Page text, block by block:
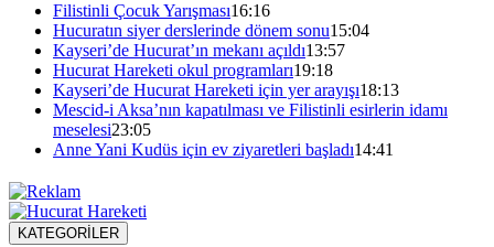
Filistinli Çocuk Yarışması16:16
Hucuratın siyer derslerinde dönem sonu15:04
Kayseri’de Hucurat’ın mekanı açıldı13:57
Hucurat Hareketi okul programları19:18
Kayseri’de Hucurat Hareketi için yer arayışı18:13
Mescid-i Aksa’nın kapatılması ve Filistinli esirlerin idamı
meselesi23:05
Anne Yani Kudüs için ev ziyaretleri başladı14:41
KATEGORİLER